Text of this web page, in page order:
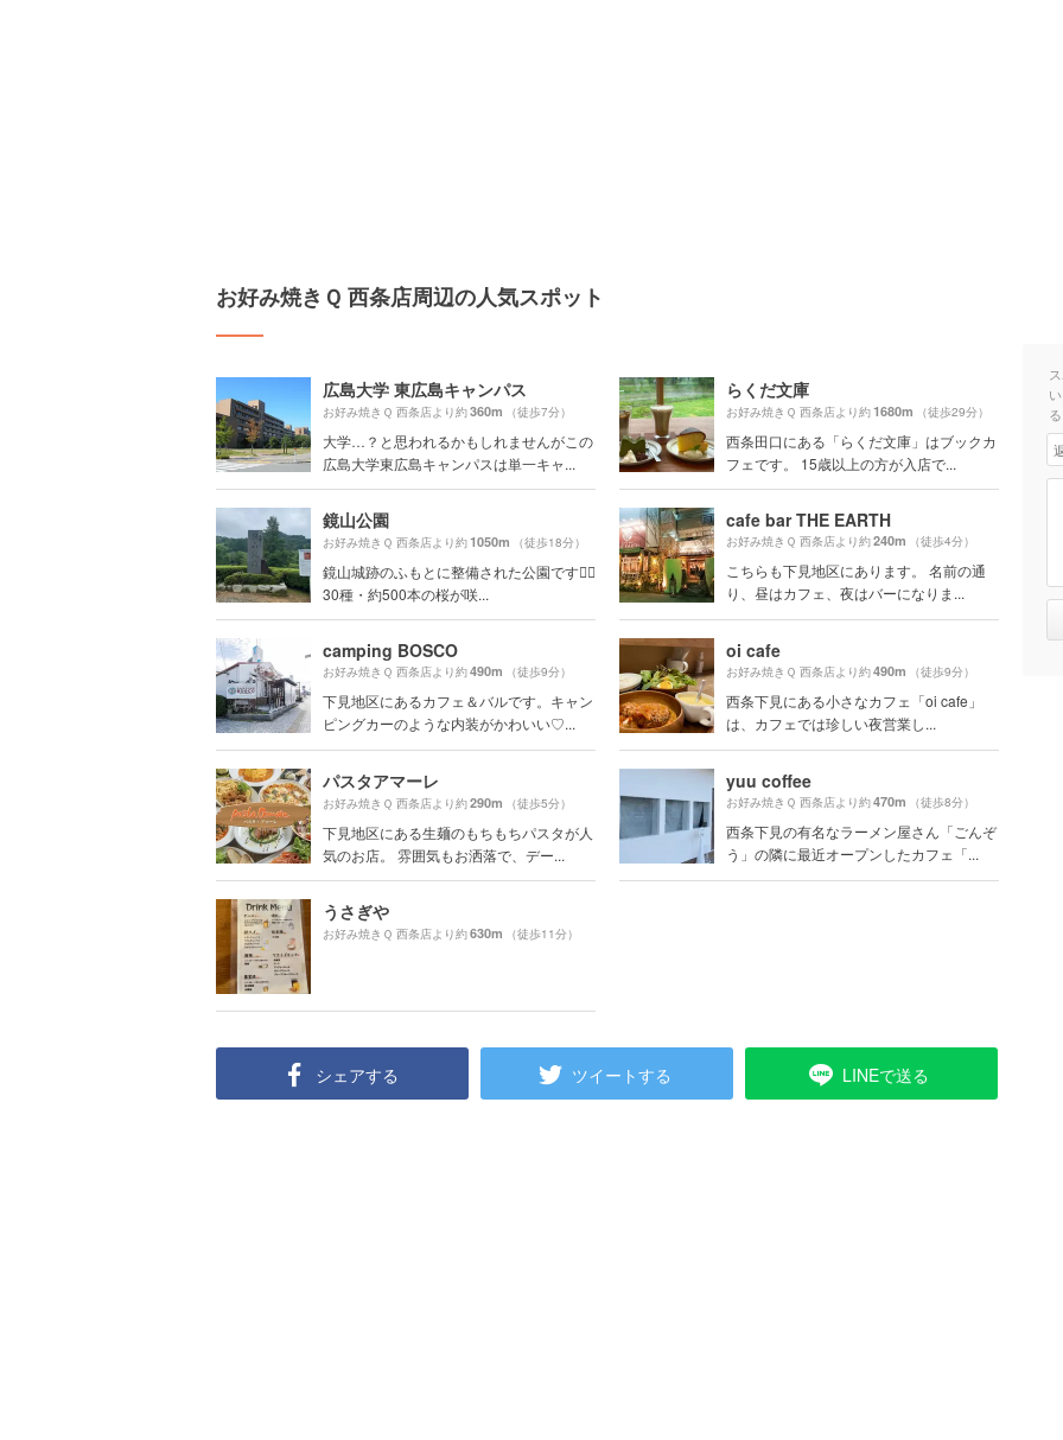
お好み焼きＱ 西条店周辺の人気スポット
広島大学 東広島キャンパス
お好み焼きＱ 西条店より約360m （徒歩7分）
大学…？と思われるかもしれませんがこの
広島大学東広島キャンパスは単一キャ...
らくだ文庫
お好み焼きＱ 西条店より約1680m （徒歩29分）
西条田口にある「らくだ文庫」はブックカ
フェです。 15歳以上の方が入店で...
鏡山公園
お好み焼きＱ 西条店より約1050m （徒歩18分）
鏡山城跡のふもとに整備された公園です🙆‍♀️
30種・約500本の桜が咲...
cafe bar THE EARTH
お好み焼きＱ 西条店より約240m （徒歩4分）
こちらも下見地区にあります。 名前の通
り、昼はカフェ、夜はバーになりま...
camping BOSCO
お好み焼きＱ 西条店より約490m （徒歩9分）
下見地区にあるカフェ＆バルです。キャン
ピングカーのような内装がかわいい♡...
oi cafe
お好み焼きＱ 西条店より約490m （徒歩9分）
西条下見にある小さなカフェ「oi cafe」
は、カフェでは珍しい夜営業し...
パスタアマーレ
お好み焼きＱ 西条店より約290m （徒歩5分）
下見地区にある生麺のもちもちパスタが人
気のお店。 雰囲気もお洒落で、デー...
yuu coffee
お好み焼きＱ 西条店より約470m （徒歩8分）
西条下見の有名なラーメン屋さん「ごんぞ
う」の隣に最近オープンしたカフェ「...
うさぎや
お好み焼きＱ 西条店より約630m （徒歩11分）
シェアする ツイートする LINEで送る